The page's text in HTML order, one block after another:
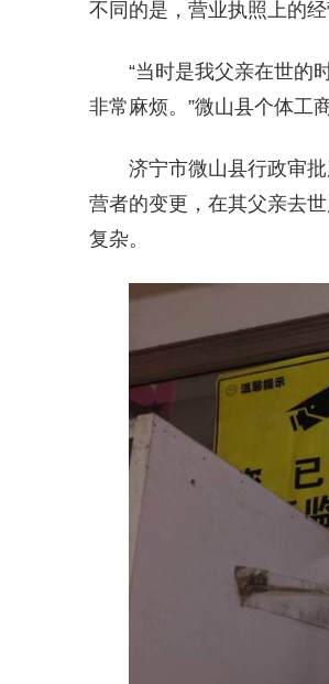
不同的是，营业执照上的
“当时是我父亲在世的
非常麻烦。”微山县个体工
济宁市微山县行政审
营者的变更，在其父亲去
复杂。